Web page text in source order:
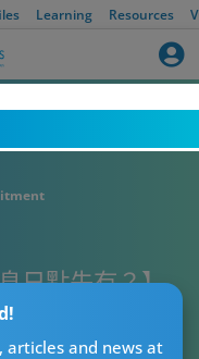
Learning Resources
articles and news at
日點先有？】
？勞工法例年